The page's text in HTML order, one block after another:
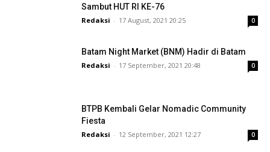
Sambut HUT RI KE-76
Redaksi - 17 August, 2021 20:25 0
Batam Night Market (BNM) Hadir di Batam
Redaksi - 17 September, 2021 20:48 0
BTPB Kembali Gelar Nomadic Community
Fiesta
Redaksi - 12 September, 2021 12:27 0